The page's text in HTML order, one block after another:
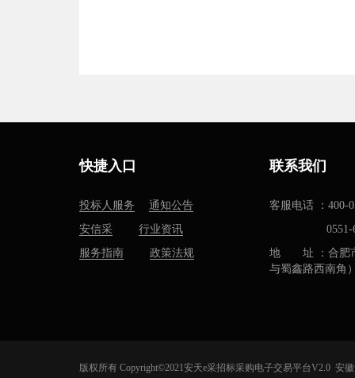
快捷入口
投标人服务
通知公告
安信采
行业资讯
服务指南
政策法规
联系我们
客服电话 ：400-
0551-
地 址 ：合肥市
与蜀鑫路西南角
版权所有 Copyright©2021安天e采招标采购电子交易平台V2.0 安